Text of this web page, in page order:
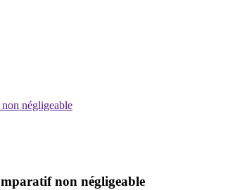
négligeable
non négligeable